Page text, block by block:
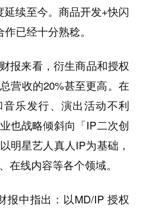
续至今。商品开发+快闪
已经十分熟稔。
报来看，衍生商品和授权
营收的20%甚至更高。在
乐发行、演出活动不利
也战略倾斜向「IP二次创
明星艺人真人IP为基础，
在线内容等各个领域。
报中指出：以MD/IP 授权